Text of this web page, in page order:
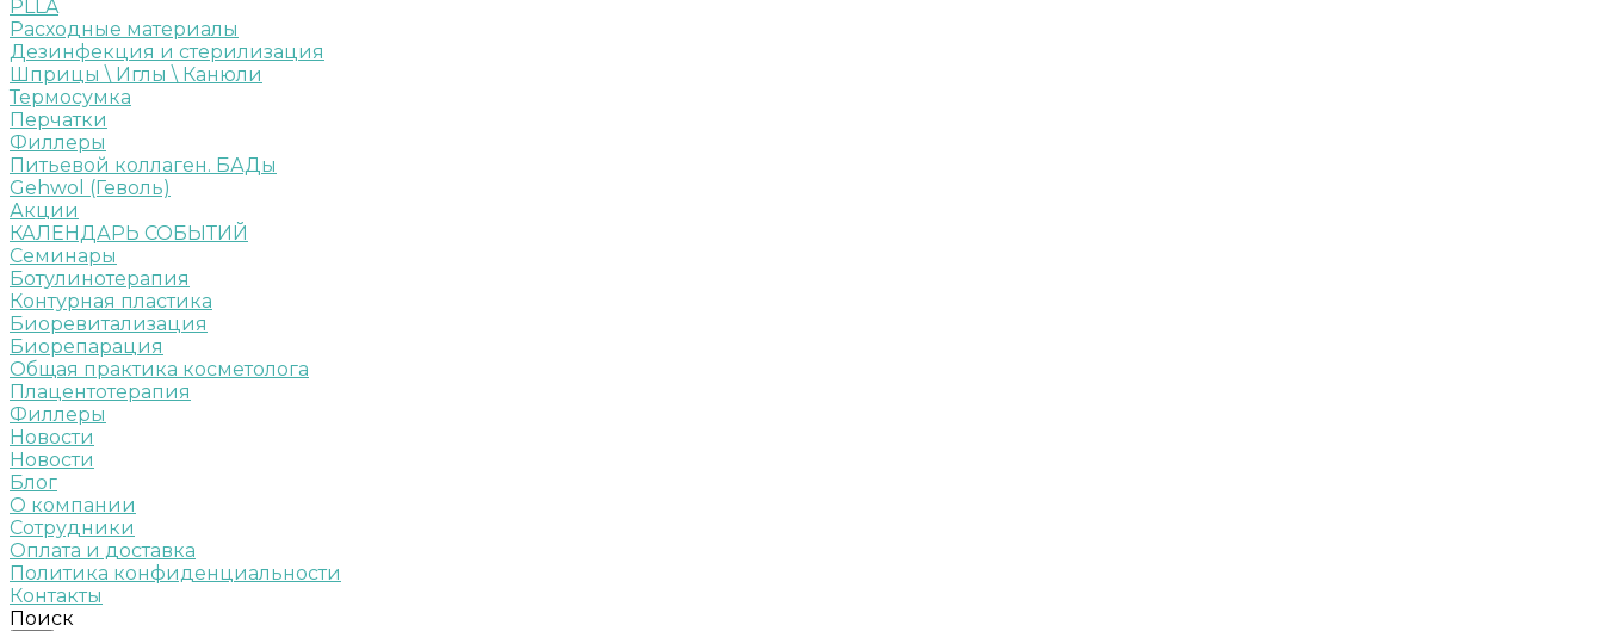
PLLA
Расходные материалы
Дезинфекция и стерилизация
Шприцы \ Иглы \ Канюли
Термосумка
Перчатки
Филлеры
Питьевой коллаген. БАДы
Gehwol (Геволь)
Акции
КАЛЕНДАРЬ СОБЫТИЙ
Семинары
Ботулинотерапия
Контурная пластика
Биоревитализация
Биорепарация
Общая практика косметолога
Плацентотерапия
Филлеры
Новости
Новости
Блог
О компании
Сотрудники
Оплата и доставка
Политика конфиденциальности
Контакты
Поиск